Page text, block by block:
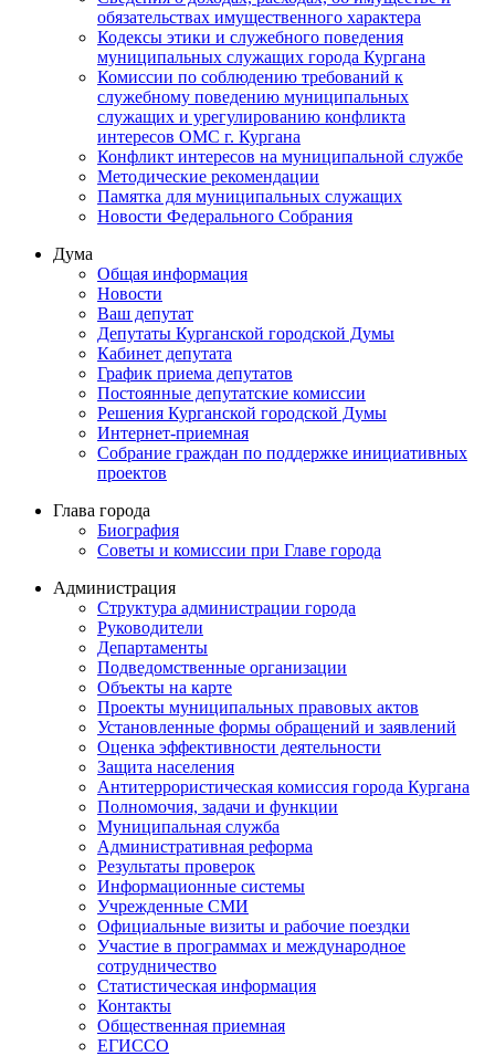
обязательствах имущественного характера
Кодексы этики и служебного поведения
муниципальных служащих города Кургана
Комиссии по соблюдению требований к
служебному поведению муниципальных
служащих и урегулированию конфликта
интересов ОМС г. Кургана
Конфликт интересов на муниципальной службе
Методические рекомендации
Памятка для муниципальных служащих
Новости Федерального Cобрания
Дума
Общая информация
Новости
Ваш депутат
Депутаты Курганской городской Думы
Кабинет депутата
График приема депутатов
Постоянные депутатские комиссии
Решения Курганской городской Думы
Интернет-приемная
Собрание граждан по поддержке инициативных
проектов
Глава города
Биография
Советы и комиссии при Главе города
Администрация
Структура администрации города
Руководители
Департаменты
Подведомственные организации
Объекты на карте
Проекты муниципальных правовых актов
Установленные формы обращений и заявлений
Оценка эффективности деятельности
Защита населения
Антитеррористическая комиссия города Кургана
Полномочия, задачи и функции
Муниципальная служба
Административная реформа
Результаты проверок
Информационные системы
Учрежденные СМИ
Официальные визиты и рабочие поездки
Участие в программах и международное
сотрудничество
Статистическая информация
Контакты
Общественная приемная
ЕГИССО